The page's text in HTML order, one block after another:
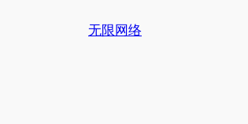
无限网络